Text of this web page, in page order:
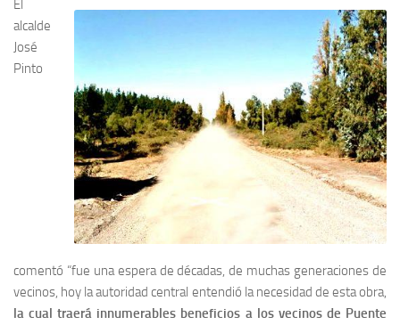
audio
El
alcalde
José
Pinto
comentó “fue una espera de décadas, de muchas generaciones de
vecinos, hoy la autoridad central entendió la necesidad de esta obra,
la cual traerá innumerables beneficios a los vecinos de Puente